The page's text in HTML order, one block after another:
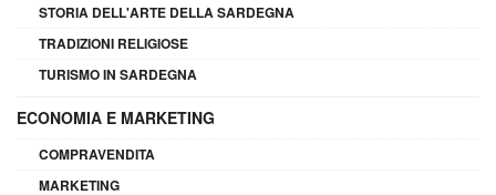
STORIA DELL'ARTE DELLA SARDEGNA
TRADIZIONI RELIGIOSE
TURISMO IN SARDEGNA
ECONOMIA E MARKETING
COMPRAVENDITA
MARKETING